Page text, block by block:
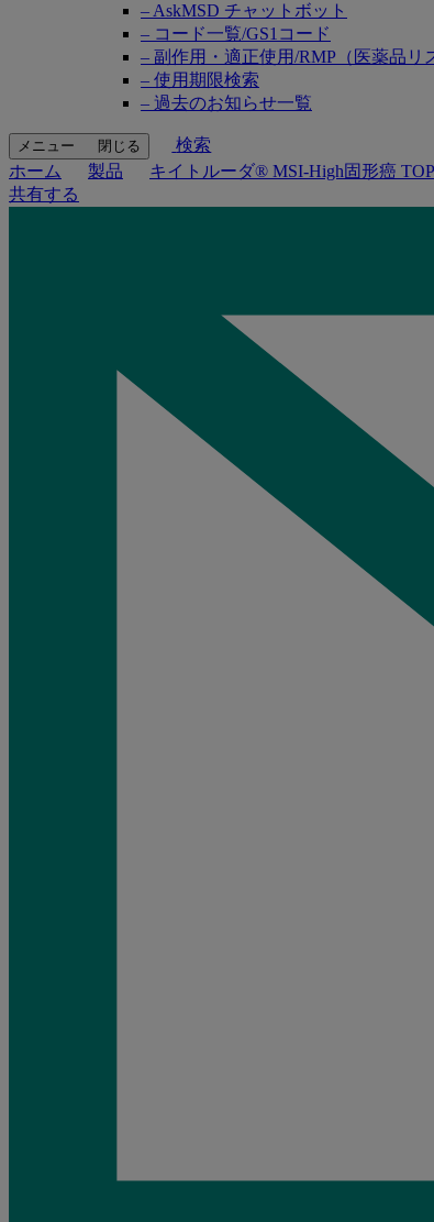
– AskMSD チャットボット
– コード一覧/GS1コード
– 副作用・適正使用/RMP（医薬品リ
– 使用期限検索
– 過去のお知らせ一覧
メニュー 閉じる
検索
ホーム
製品 キイトルーダ® MSI-High固形癌 TOP
共有する